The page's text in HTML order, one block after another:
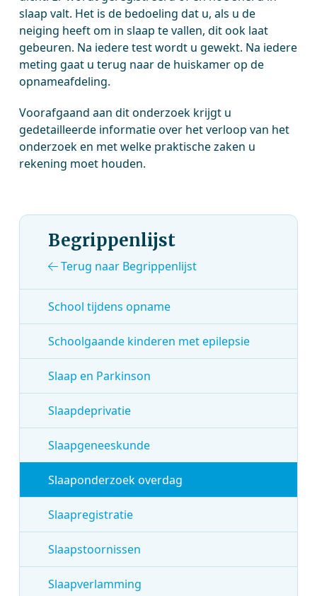
slaap valt. Het is de bedoeling dat u, als u de
neiging heeft om in slaap te vallen, dit ook laat
gebeuren. Na iedere test wordt u gewekt. Na iedere
meting gaat u terug naar de huiskamer op de
opnameafdeling.
Voorafgaand aan dit onderzoek krijgt u
gedetailleerde informatie over het verloop van het
onderzoek en met welke praktische zaken u
rekening moet houden.
Begrippenlijst
Terug naar Begrippenlijst
School tijdens opname
Schoolgaande kinderen met epilepsie
Slaap en Parkinson
Slaapdeprivatie
Slaapgeneeskunde
Slaaponderzoek overdag
Slaapregistratie
Slaapstoornissen
Slaapverlamming